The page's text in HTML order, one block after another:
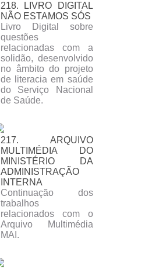
218. LIVRO DIGITAL
NÃO ESTAMOS SÓS
Livro Digital sobre
questões
relacionadas com a
solidão, desenvolvido
no âmbito do projeto
de literacia em saúde
do Serviço Nacional
de Saúde.
217. ARQUIVO
MULTIMÉDIA DO
MINISTÉRIO DA
ADMINISTRAÇÃO
INTERNA
Continuação dos
trabalhos
relacionados com o
Arquivo Multimédia
MAI.